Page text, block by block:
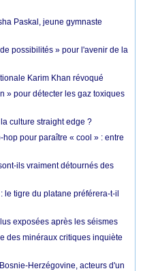
Paskal, jeune gymnaste
possibilités » pour l'avenir de la
Karim Khan révoqué
» pour détecter les gaz toxiques
culture straight edge ?
pour paraître « cool » : entre
ils vraiment détournés des
le tigre du platane préférera-t-il
exposées après les séismes
des minéraux critiques inquiète
Herzégovine, acteurs d'un